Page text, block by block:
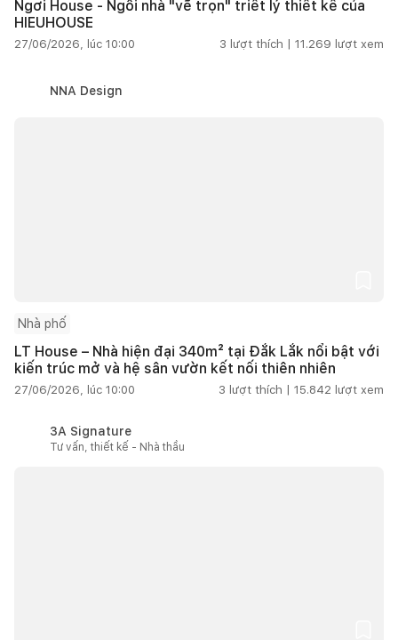
Ngơi House - Ngôi nhà "vẽ trọn" triết lý thiết kế của
HIEUHOUSE
27/06/2026, lúc 10:00 3 lượt thích | 11.269 lượt xem
NNA Design
Nhà phố
LT House – Nhà hiện đại 340m² tại Đắk Lắk nổi bật với
kiến trúc mở và hệ sân vườn kết nối thiên nhiên
27/06/2026, lúc 10:00 3 lượt thích | 15.842 lượt xem
3A Signature
Tư vấn, thiết kế - Nhà thầu